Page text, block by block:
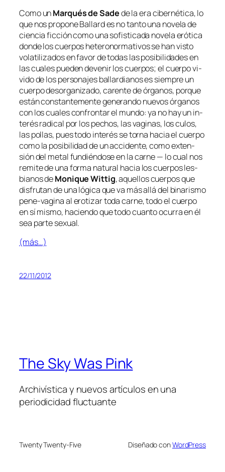
Como unMarqués de Sadede la era ci­ber­né­ti­ca, lo
que nos pro­po­ne Ballard es no tan­to una no­ve­la de
cien­cia fic­ción co­mo una so­fis­ti­ca­da no­ve­la eró­ti­ca
don­de los cuer­pos he­te­ro­nor­ma­ti­vos se han vis­to
vo­la­ti­li­za­dos en fa­vor de to­das las po­si­bi­li­da­des en
las cua­les pue­den de­ve­nir los cuer­pos; el cuer­po vi­
vi­do de los per­so­na­jes ba­llar­dia­nos es siem­pre un
cuer­po des­or­ga­ni­za­do, ca­ren­te de ór­ga­nos, por­que
es­tán cons­tan­te­men­te ge­ne­ran­do nue­vos ór­ga­nos
con los cua­les con­fron­tar el mun­do: ya no hay un in­
te­rés ra­di­cal por los pe­chos, las va­gi­nas, los cu­los,
las po­llas, pues to­do in­te­rés se tor­na ha­cia el cuer­po
co­mo la po­si­bi­li­dad de un ac­ci­den­te, co­mo ex­ten­
sión del me­tal fun­dién­do­se en la car­ne — lo cual nos
re­mi­te de una for­ma na­tu­ral ha­cia los cuer­pos les­
bia­nos deMonique Wittig, aque­llos cuer­pos que
dis­fru­tan de una ló­gi­ca que va más allá del bi­na­ris­mo
pene-vaginaal ero­ti­zar to­da car­ne, to­do el cuer­po
en sí mis­mo, ha­cien­do que to­do cuan­to ocu­rra en él
sea par­te sexual.
(más…)
22/11/2012
The Sky Was Pink
Archivística y nuevos artículos en una
periodicidad fluctuante
Twenty Twenty-Five Diseñado conWordPress